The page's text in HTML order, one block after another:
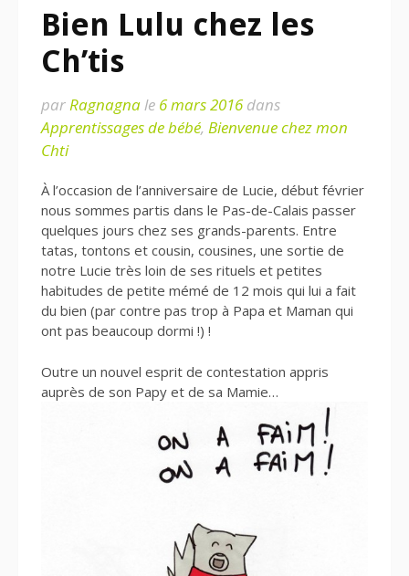
Bien Lulu chez les
Ch’tis
parRagnagnale 6 mars 2016dans
Apprentissages de bébé, Bienvenue chez mon
Chti
À l’occasion de l’anniversaire de Lucie, début février
nous sommes partis dans le Pas-de-Calais passer
quelques jours chez ses grands-parents. Entre
tatas, tontons et cousin, cousines, une sortie de
notre Lucie très loin de ses rituels et petites
habitudes de petite mémé de 12 mois qui lui a fait
du bien (par contre pas trop à Papa et Maman qui
ont pas beaucoup dormi !) !
Outre un nouvel esprit de contestation appris
auprès de son Papy et de sa Mamie…